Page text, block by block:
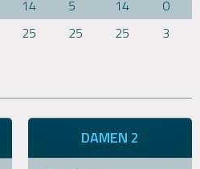
14 5 14
0
25 25 25 3
DAMEN 2